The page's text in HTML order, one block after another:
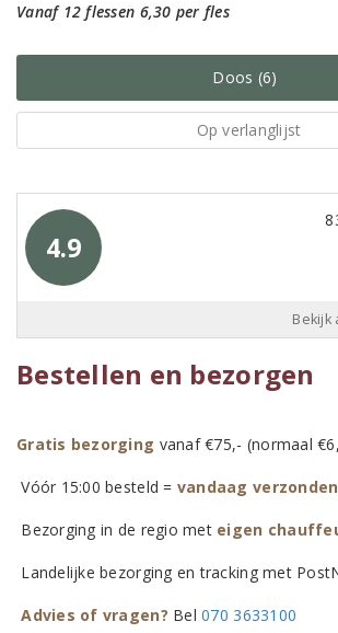
Vanaf 12 flessen 6,30 per fles
Doos (6)
Op verlanglijst
4.9
Bekijk
Bestellen en bezorgen
Gratis bezorging vanaf €75,- (normaal
Vóór 15:00 besteld = vandaag verzonden
Bezorging in de regio met eigen
Landelijke bezorging en tracking met
Advies of vragen? Bel070 3633100